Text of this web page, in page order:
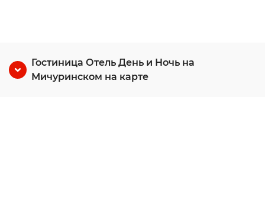
Гостиница Отель День и Ночь на
Мичуринском на карте